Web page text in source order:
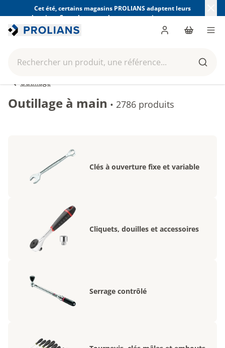
Cet été, certains magasins PROLIANS adaptent leurs
horaires. Consultez ceux de votre magasin avant votre
visite.
Rechercher un produit, une référence...
Panier
Outillage
Outillage à main • 2786 produits
Clés à ouverture fixe et variable
Cliquets, douilles et accessoires
Serrage contrôlé